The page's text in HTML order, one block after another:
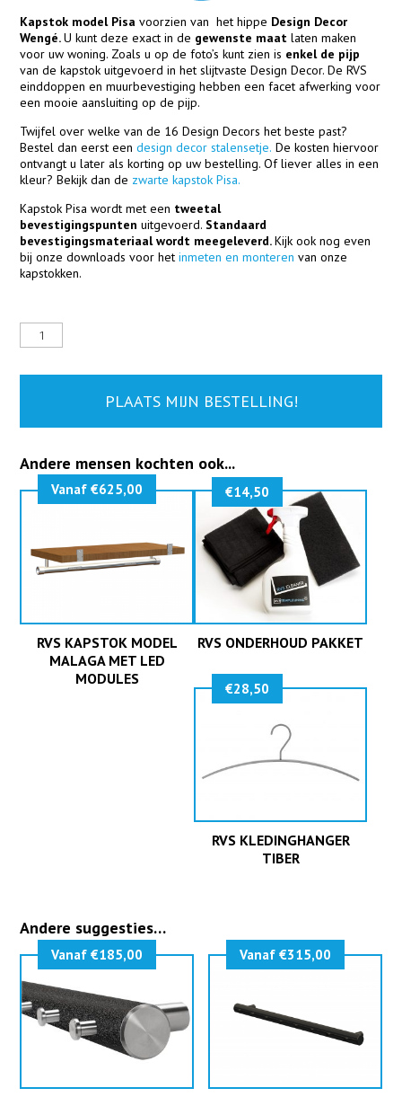
Kapstok model Pisa voorzien van het hippe Design Decor
Wengé.U kunt deze exact in de gewenste maat laten maken
voor uw woning. Zoals u op de foto’s kunt zien is enkel de pijp
van de kapstok uitgevoerd in het slijtvaste Design Decor. De RVS
einddoppen en muurbevestiging hebben een facet afwerking voor
een mooie aansluiting op de pijp.
Twijfel over welke van de 16 Design Decors het beste past?
Bestel dan eerst eendesign decor stalensetje. De kosten hiervoor
ontvangt u later als korting op uw bestelling. Of liever alles in een
kleur? Bekijk dan de zwarte kapstok Pisa.
Kapstok Pisa wordt met een tweetal
bevestigingspunten uitgevoerd. Standaard
bevestigingsmateriaal wordt meegeleverd.Kijk ook nog even
bij onze downloads voor hetinmeten en monterenvan onze
kapstokken.
Kapstok
Design
-
PLAATS MIJN BESTELLING!
Andere mensen kochten ook...
RVS KAPSTOK MODEL
MALAGA MET LED
MODULES
Vanaf €625,00
RVS ONDERHOUD PAKKET
€14,50
RVS KLEDINGHANGER
TIBER
€28,50
Andere suggesties…
Vanaf €185,00 Vanaf €315,00